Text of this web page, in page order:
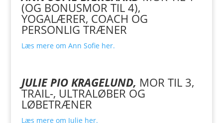
(OG BONUSMOR TIL 4),
YOGALÆRER, COACH OG
PERSONLIG TRÆNER
Læs mere om Ann Sofie her.
JULIE PIO KRAGELUND, MOR TIL 3,
TRAIL-, ULTRALØBER OG
LØBETRÆNER
Læs mere om Julie her.